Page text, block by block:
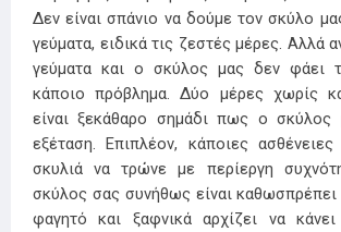
Δεν είναι σπάνιο να δούμε τον σκύλο
γεύματα, ειδικά τις ζεστές μέρες. Αλλά
γεύματα και ο σκύλος μας δεν φάει
κάποιο πρόβλημα. Δύο μέρες χωρίς
είναι ξεκάθαρο σημάδι πως ο σκύλος
εξέταση. Επιπλέον, κάποιες
σκυλιά να τρώνε με περίεργη
σκύλος σας συνήθως είναι
φαγητό και ξαφνικά αρχίζει να